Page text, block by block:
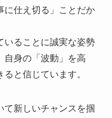
に仕え切る」ことだか
いることに誠実な姿勢
自身の「波動」を高
と信じています。
て新しいチャンスを掴